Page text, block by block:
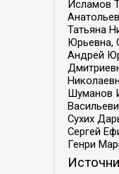
Исламов
Татьяна
Юрьевна,
Андрей
Шуманов
Сухих
Сергей
Генри